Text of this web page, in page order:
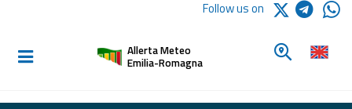
Informed and
Follow us on
Allerta Meteo
Emilia-Romagna
Look for a